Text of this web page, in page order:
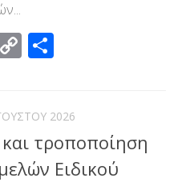
Copy
2026
τροποποίηση
Ειδικού